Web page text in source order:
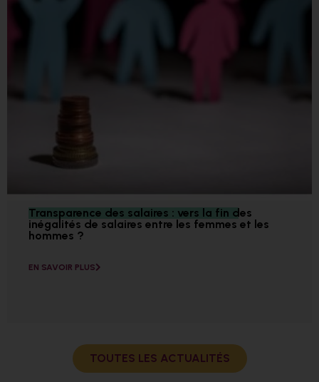
Transparence des salaires : vers la fin des
inégalités de salaires entre les femmes et les
hommes ?
EN SAVOIR PLUS
TOUTES LES ACTUALITÉS